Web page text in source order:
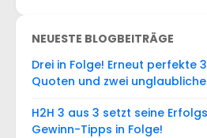
NEUESTE BLOGBEITRÄGE
Drei in Folge! Erneut perfekte
Quoten und zwei
H2H 3 aus 3 setzt seine
Gewinn-Tipps in Folge!